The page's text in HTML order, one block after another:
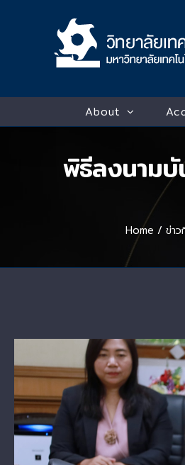
About
พิธีลงนามบั
Home / ข่า
Larger
Image